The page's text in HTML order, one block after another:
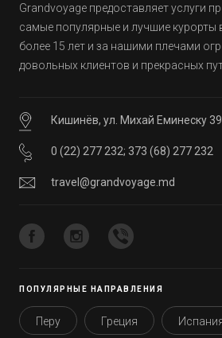
Grandvoyage предоставляет услуги
самые популярные и лучшие курорты
более 15 лет и за нашими плечами
довольных клиентов и прекрасных
Кишинёв, ул. Михай Еминеску 39
0 (22) 277 232; 373 (68) 277 232
travel@grandvoyage.md
ПОПУЛЯРНЫЕ НАПРАВЛЕНИЯ
Перу Греция